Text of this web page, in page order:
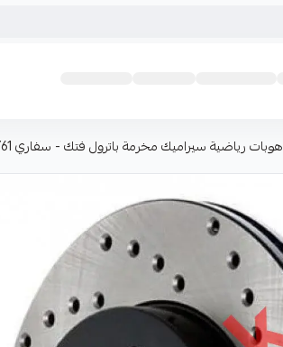
هوبات رياضية سيراميك مخرمة باترول فتك - سفاري Y61